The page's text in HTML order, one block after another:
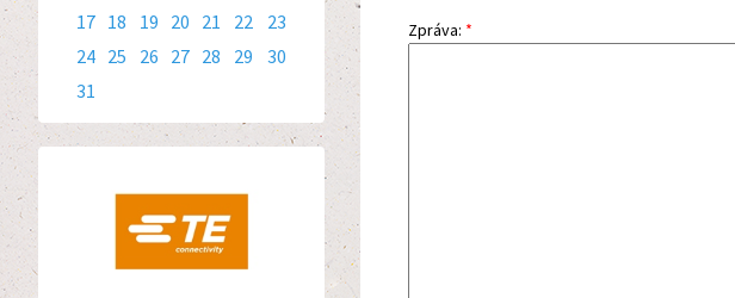
Zpráva: *
17 18 19 20 21 22
23
24 25 26 27 28 29
30
31